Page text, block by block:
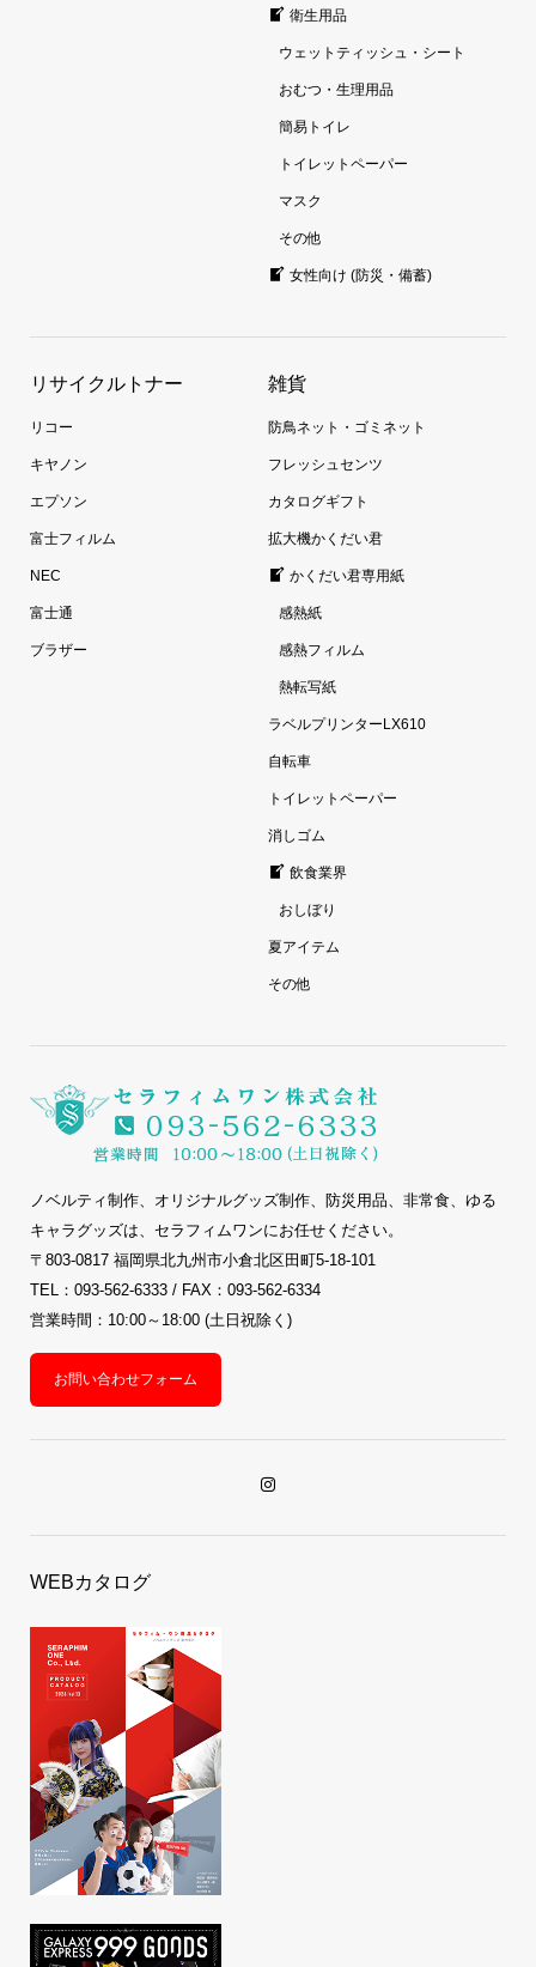
衛生用品
ウェットティッシュ・シート
おむつ・生理用品
簡易トイレ
トイレットペーパー
マスク
その他
女性向け (防災・備蓄)
リサイクルトナー
リコー
キヤノン
エプソン
富士フィルム
NEC
富士通
ブラザー
雑貨
防鳥ネット・ゴミネット
フレッシュセンツ
カタログギフト
拡大機かくだい君
かくだい君専用紙
感熱紙
感熱フィルム
熱転写紙
ラベルプリンターLX610
自転車
トイレットペーパー
消しゴム
飲食業界
おしぼり
夏アイテム
その他
ノベルティ制作、オリジナルグッズ制作、防災用品、非常食、ゆる
キャラグッズは、セラフィムワンにお任せください。
〒803-0817 福岡県北九州市小倉北区田町5-18-101
TEL：093-562-6333 / FAX：093-562-6334
営業時間：10:00～18:00 (土日祝除く)
お問い合わせフォーム
WEBカタログ